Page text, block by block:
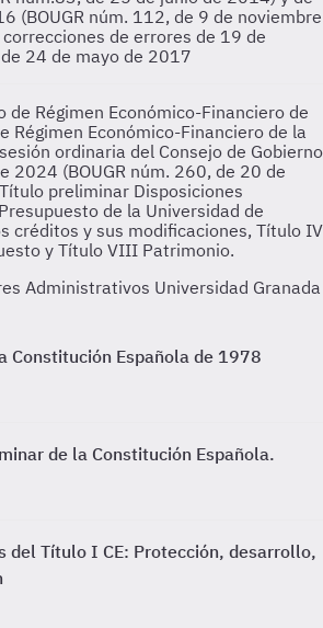
(BOUGR núm. 112, de 9 de noviembre
de errores de 19 de
24 de mayo de 2017
de Régimen Económico-Financiero de
Régimen Económico-Financiero de la
ordinaria del Consejo de Gobierno
2024 (BOUGR núm. 260, de 20 de
preliminar Disposiciones
de la Universidad de
créditos y sus modificaciones, Título IV
y Título VIII Patrimonio.
Administrativos Universidad Granada
Constitución Española de 1978
de la Constitución Española.
del Título I CE: Protección, desarrollo,